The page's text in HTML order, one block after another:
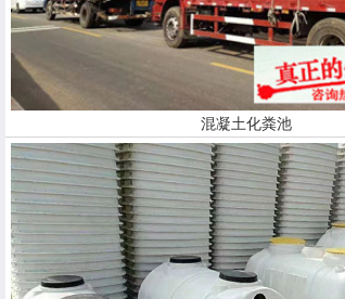
混凝土化粪池